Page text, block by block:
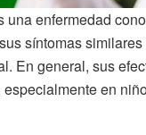
una enfermedad
síntomas
En general, sus
en